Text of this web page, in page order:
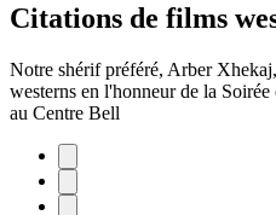
Citations de films
Notre shérif préféré, Arber
westerns en l'honneur de la
au Centre Bell